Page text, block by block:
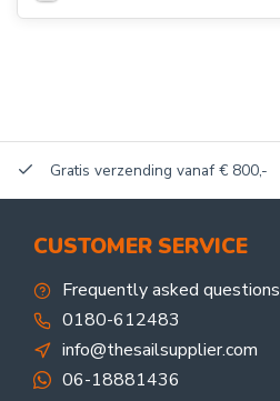
Gratis verzending vanaf € 800,-
CUSTOMER SERVICE
Frequently asked questions
0180-612483
info@thesailsupplier.com
06-18881436